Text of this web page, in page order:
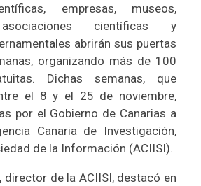
empresas, museos,
científicas y
abrirán sus puertas
organizando más de 100
Dichas semanas, que
el 8 y el 25 de noviembre,
por el Gobierno de Canarias a
Canaria de Investigación,
de la Información (ACIISI).
director de la ACIISI, destacó en